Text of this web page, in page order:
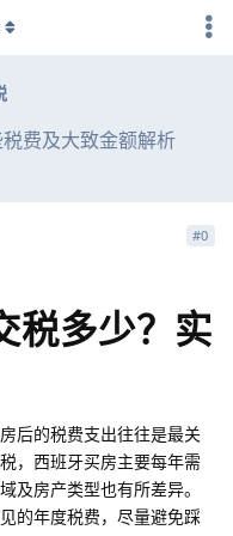
费及大致金额解析
#0
税多少？实
后的税费支出往往是最关
，西班牙买房主要每年需
及房产类型也有所差异。
的年度税费，尽量避免踩